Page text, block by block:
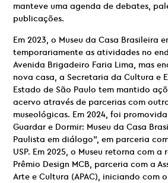
manteve uma agenda de debates,
publicações.
Em 2023, o Museu da Casa Brasileira
temporariamente as atividades no
Avenida Brigadeiro Faria Lima, mas
nova casa, a Secretaria da Cultura e
Estado de São Paulo tem mantido
acervo através de parcerias com
museológicas. Em 2024, foi
Guardar e Dormir: Museu da Casa
Paulista em diálogo”, em parceria
USP. Em 2025, o Museu retorna com a
Prêmio Design MCB, parceria com a
Arte e Cultura (APAC), iniciando com o